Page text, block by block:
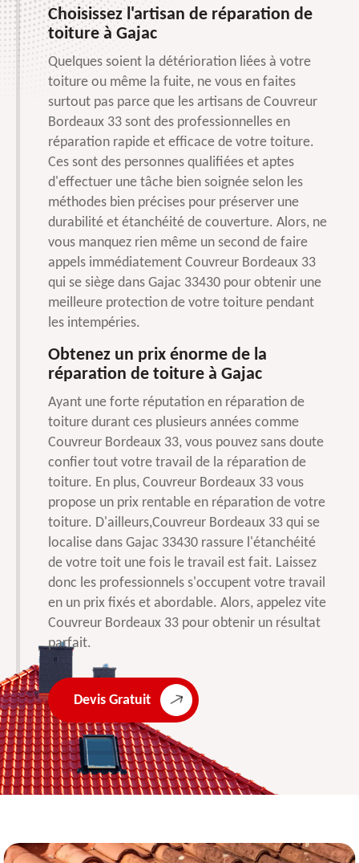
Choisissez l'artisan de réparation de
toiture à Gajac
Quelques soient la détérioration liées à votre
toiture ou même la fuite, ne vous en faites
surtout pas parce que les artisans de Couvreur
Bordeaux 33 sont des professionnelles en
réparation rapide et efficace de votre toiture.
Ces sont des personnes qualifiées et aptes
d'effectuer une tâche bien soignée selon les
méthodes bien précises pour préserver une
durabilité et étanchéité de couverture. Alors, ne
vous manquez rien même un second de faire
appels immédiatement Couvreur Bordeaux 33
qui se siège dans Gajac 33430 pour obtenir une
meilleure protection de votre toiture pendant
les intempéries.
Obtenez un prix énorme de la
réparation de toiture à Gajac
Ayant une forte réputation en réparation de
toiture durant ces plusieurs années comme
Couvreur Bordeaux 33, vous pouvez sans doute
confier tout votre travail de la réparation de
toiture. En plus, Couvreur Bordeaux 33 vous
propose un prix rentable en réparation de votre
toiture. D'ailleurs,Couvreur Bordeaux 33 qui se
localise dans Gajac 33430 rassure l'étanchéité
de votre toit une fois le travail est fait. Laissez
donc les professionnels s'occupent votre travail
en un prix fixés et abordable. Alors, appelez vite
Couvreur Bordeaux 33 pour obtenir un résultat
parfait.
Devis Gratuit